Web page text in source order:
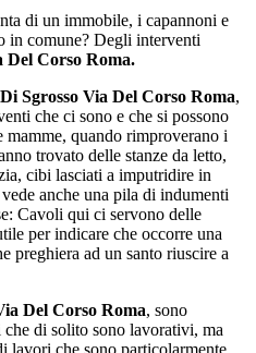
di un immobile, i capannoni e
in comune? Degli interventi
Del Corso Roma.
Sgrosso Via Del Corso Roma,
che ci sono e che si possono
mamme, quando rimproverano i
trovato delle stanze da letto,
cibi lasciati a imputridire in
anche una pila di indumenti
Cavoli qui ci servono delle
per indicare che occorre una
preghiera ad un santo riuscire a
Del Corso Roma, sono
di solito sono lavorativi, ma
lavori che sono particolarmente